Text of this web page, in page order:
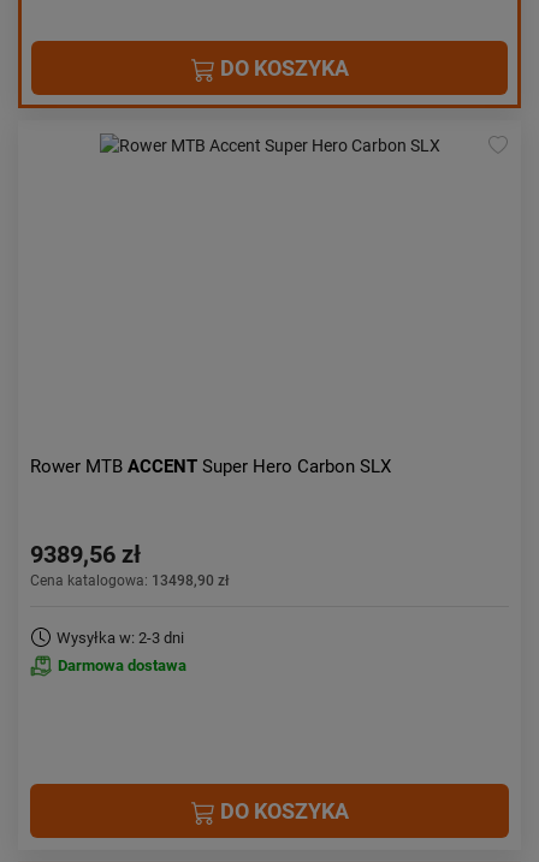
DO KOSZYKA
Rower MTB ACCENT Super Hero Carbon SLX
9389,56 zł
Cena katalogowa: 13498,90 zł
Wysyłka w: 2-3 dni
Darmowa dostawa
DO KOSZYKA